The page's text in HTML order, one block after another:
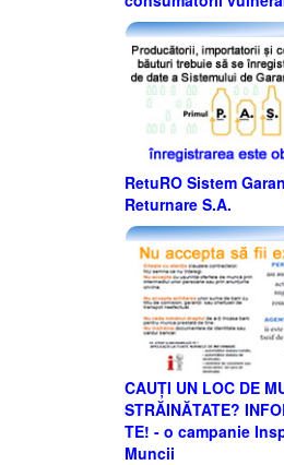
RetuRO Sistem
Returnare S.A.
CAUȚI UN LOC DE
STRĂINĂTATE?
TE! - o campanie
Muncii